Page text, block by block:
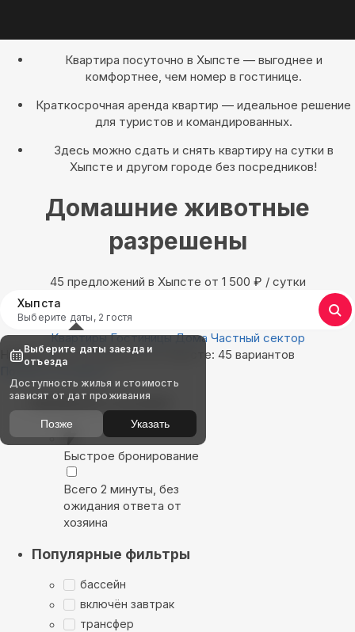
Квартира посуточно в Хыпсте — выгоднее и
комфортнее, чем номер в гостинице.
Краткосрочная аренда квартир — идеальное решение
для туристов и командированных.
Здесь можно сдать и снять квартиру на сутки в
Хыпсте и другом городе без посредников!
Домашние животные
разрешены
45 предложений в Хыпсте oт 1 500 ₽ / сутки
Хыпста
Выберите даты, 2 гостя
Квартиры Гостиницы Дома Частный сектор
Найдём, где остановиться в Хыпсте: 45 вариантов
Показать на карте
Выбирайте лучшее
Быстрое бронирование
Всего 2 минуты, без
ожидания ответа от
хозяина
Популярные фильтры
бассейн
включён завтрак
трансфер
Выберите даты заезда и
отъезда
Доступность жилья и стоимость
зависят от дат проживания
Позже Указать